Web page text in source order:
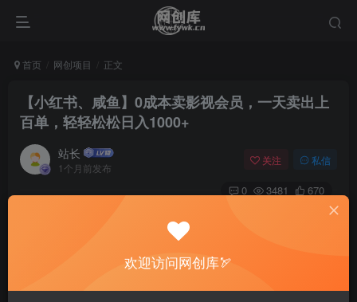
首页 网创项目 正文
【小红书、咸鱼】0成本卖影视会员，一天卖出上
百单，轻轻松松日入1000+
站长
1个月前发布
关注 私信
0 3481 670
欢迎访问网创库🏹